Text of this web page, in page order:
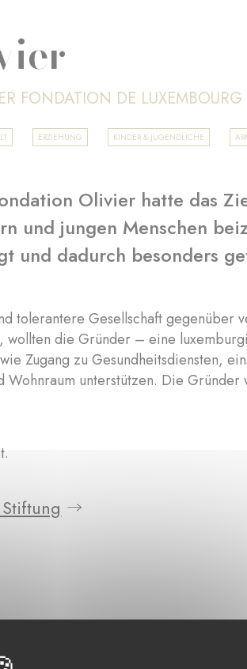
FONDATION DE LUXEMBOURG
ERZIEHUNG KINDER & JUGENDLICHE
Olivier hatte das
und jungen Menschen
und dadurch besonders
tolerantere Gesellschaft gegenüber
wollten die Gründer – eine
Zugang zu Gesundheitsdiensten,
unterstützen. Die